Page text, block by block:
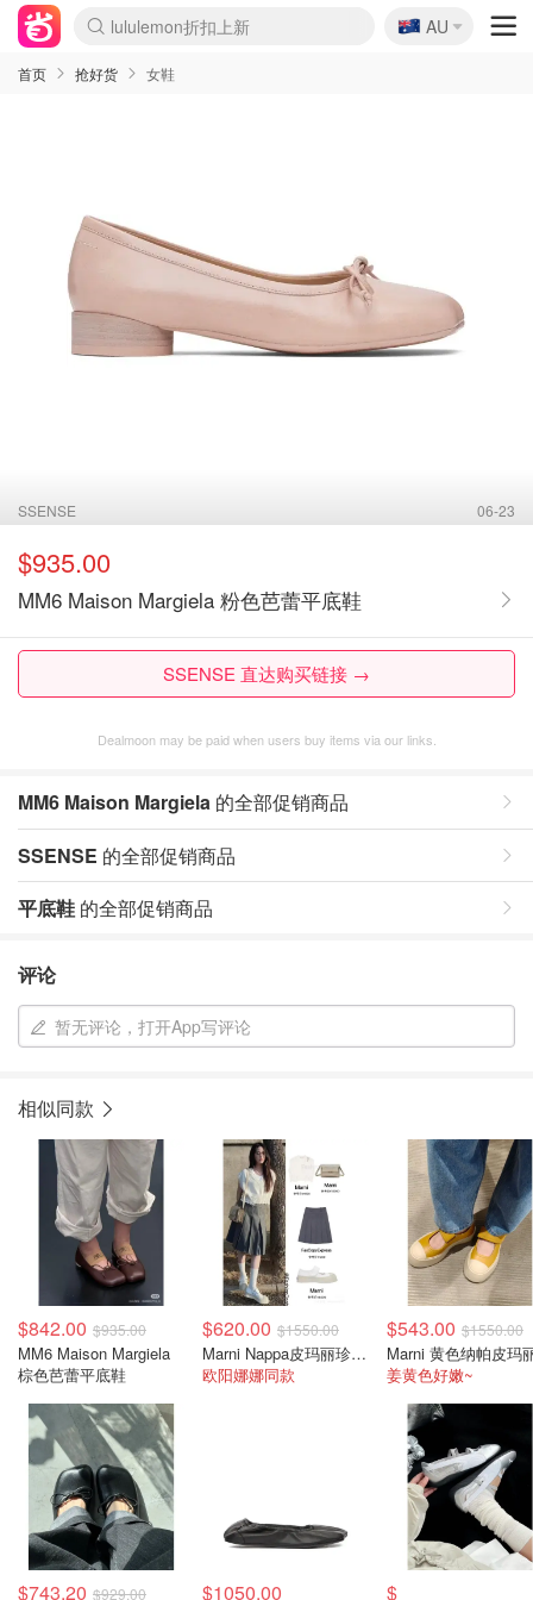
Sasa美妆护肤3.5折
SSENSE年中2.5折
FreshBeauty好价汇总
Cettire降价+叠9折
WWS Coles超市实拍
viagogo二手票捡漏
Myer超级周末
The Outnet奢牌1折起
David Jones 3折起
Flannels大牌1折
Perfumes Club护肤1折
AMIRO面罩$251
Amazon折扣汇总
eToro入金$200送$50
Amazon数码好物
ICONIC本周7.5折
ThedoubleF高奢地板价
Moose Knuckles 6折
丝芙兰5折起
EUFY摄像头$98
Selenichast首饰2折
Trip机票酒店促销
YSL送5件彩妆礼
Amazon家居好物
Amazon美妆护肤
雅漾大喷$8
过敏原检测盒$33
伊索独家赠50ml沐浴露
科颜氏高保湿面霜$29
SEALIFE海洋馆门票6折
丝塔芙大白罐$16
订阅Newsletter送香薰
Cult Beauty 6.8折
Harrods圣诞日历$525
LN-CC奢牌私促3折
d'Alba空姐喷雾$16
EVE LOM套装£56
Bernardelli独家4折
Adore Beauty 6折起
CT圣诞日历
Mytheresa奢品2.7折
Luxury Escapes 9折
Currentbody美容仪$881
MOON Garden Live
Roborock扫地机$649
Tingo Life水杯$24
Valentino官网5折
CR洗护套装$23
修丽可4件套$159
Myer彩妆2件7折
GANNI官网4.5折
Stylevana韩妆4折
Tessabit高奢8.5折
OGX洗发水$11
Amazon阿德莱德次日达
卡诗8.5折+赠礼
Philips Hue灯具8折
🇦🇺
AU
首页 抢好货 女鞋
SSENSE 06-23
$935.00
MM6 Maison Margiela 粉色芭蕾平底鞋
SSENSE 直达购买链接 →
Dealmoon may be paid when users buy items via our links.
MM6 Maison Margiela 的全部促销商品
SSENSE 的全部促销商品
平底鞋 的全部促销商品
评论
暂无评论，打开App写评论
相似同款
$842.00 $935.00
MM6 Maison Margiela
棕色芭蕾平底鞋
$620.00 $1550.00
Marni Nappa皮玛丽珍大头鞋 米色
欧阳娜娜同款
$543.00 $1550.00
姜黄色好嫩~
$743.20 $929.00 $1050.00 $